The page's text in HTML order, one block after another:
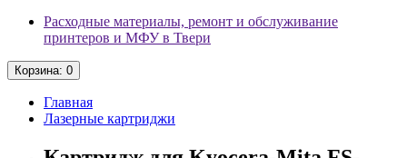
Расходные материалы, ремонт и обслуживание
принтеров и МФУ в Твери
Корзина: 0
Главная
Лазерные картриджи